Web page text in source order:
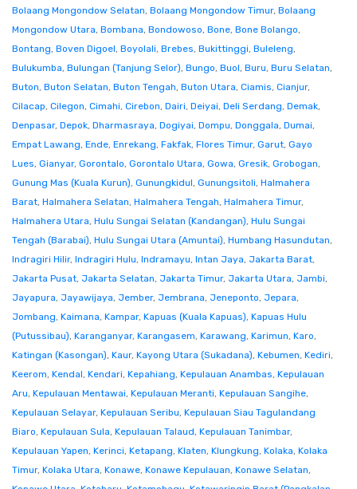
Bolaang Mongondow Selatan, Bolaang Mongondow Timur, Bolaang
Mongondow Utara, Bombana, Bondowoso, Bone, Bone Bolango,
Bontang, Boven Digoel, Boyolali, Brebes, Bukittinggi, Buleleng,
Bulukumba, Bulungan (Tanjung Selor), Bungo, Buol, Buru, Buru Selatan,
Buton, Buton Selatan, Buton Tengah, Buton Utara, Ciamis, Cianjur,
Cilacap, Cilegon, Cimahi, Cirebon, Dairi, Deiyai, Deli Serdang, Demak,
Denpasar, Depok, Dharmasraya, Dogiyai, Dompu, Donggala, Dumai,
Empat Lawang, Ende, Enrekang, Fakfak, Flores Timur, Garut, Gayo
Lues, Gianyar, Gorontalo, Gorontalo Utara, Gowa, Gresik, Grobogan,
Gunung Mas (Kuala Kurun), Gunungkidul, Gunungsitoli, Halmahera
Barat, Halmahera Selatan, Halmahera Tengah, Halmahera Timur,
Halmahera Utara, Hulu Sungai Selatan (Kandangan), Hulu Sungai
Tengah (Barabai), Hulu Sungai Utara (Amuntai), Humbang Hasundutan,
Indragiri Hilir, Indragiri Hulu, Indramayu, Intan Jaya, Jakarta Barat,
Jakarta Pusat, Jakarta Selatan, Jakarta Timur, Jakarta Utara, Jambi,
Jayapura, Jayawijaya, Jember, Jembrana, Jeneponto, Jepara,
Jombang, Kaimana, Kampar, Kapuas (Kuala Kapuas), Kapuas Hulu
(Putussibau), Karanganyar, Karangasem, Karawang, Karimun, Karo,
Katingan (Kasongan), Kaur, Kayong Utara (Sukadana), Kebumen, Kediri,
Keerom, Kendal, Kendari, Kepahiang, Kepulauan Anambas, Kepulauan
Aru, Kepulauan Mentawai, Kepulauan Meranti, Kepulauan Sangihe,
Kepulauan Selayar, Kepulauan Seribu, Kepulauan Siau Tagulandang
Biaro, Kepulauan Sula, Kepulauan Talaud, Kepulauan Tanimbar,
Kepulauan Yapen, Kerinci, Ketapang, Klaten, Klungkung, Kolaka, Kolaka
Timur, Kolaka Utara, Konawe, Konawe Kepulauan, Konawe Selatan,